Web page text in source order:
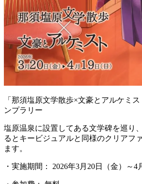
「那須塩原文学散歩×文豪とアルケミ
ンプラリー
塩原温泉に設置してある文学碑を巡り
るとキービジュアルと同様のクリアフ
ます。
・実施期間： 2026年3月20日（金）～4